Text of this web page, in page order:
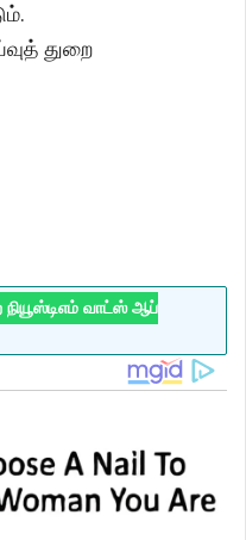
துறை
வாட்ஸ் ஆப்